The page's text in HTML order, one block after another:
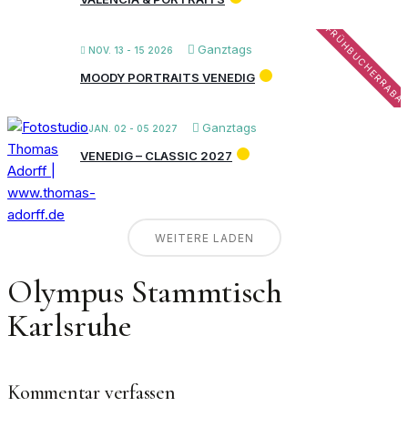
NOV. 13 - 15 2026 Ganztags
MOODY PORTRAITS VENEDIG
JAN. 02 - 05 2027
Ganztags
VENEDIG – CLASSIC 2027
WEITERE LADEN
Olympus Stammtisch
Karlsruhe
Kommentar verfassen